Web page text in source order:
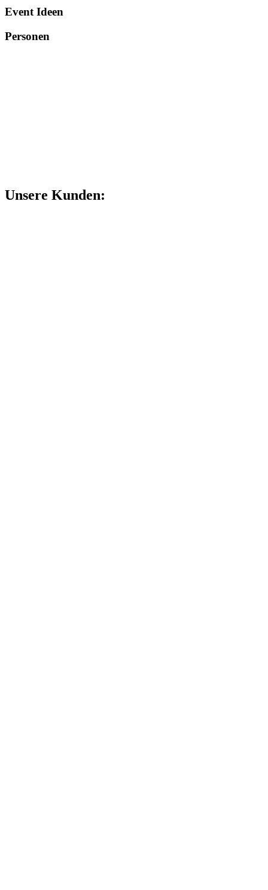
Event Ideen
Personen
Unsere Kunden: